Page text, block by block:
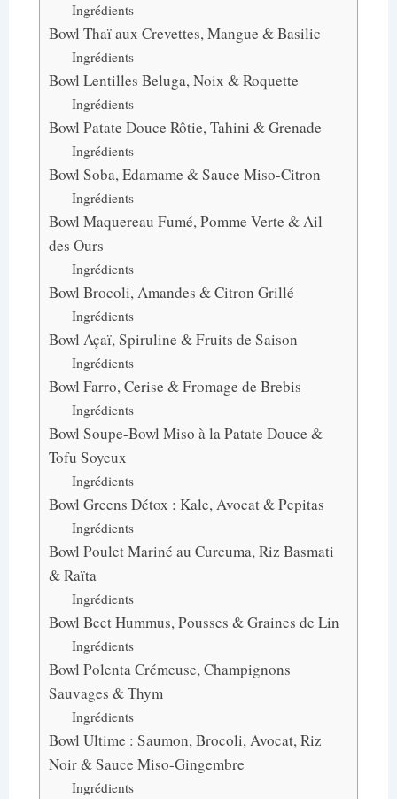
Ingrédients
Bowl Thaï aux Crevettes, Mangue & Basilic
Ingrédients
Bowl Lentilles Beluga, Noix & Roquette
Ingrédients
Bowl Patate Douce Rôtie, Tahini & Grenade
Ingrédients
Bowl Soba, Edamame & Sauce Miso-Citron
Ingrédients
Bowl Maquereau Fumé, Pomme Verte & Ail
des Ours
Ingrédients
Bowl Brocoli, Amandes & Citron Grillé
Ingrédients
Bowl Açaï, Spiruline & Fruits de Saison
Ingrédients
Bowl Farro, Cerise & Fromage de Brebis
Ingrédients
Bowl Soupe-Bowl Miso à la Patate Douce &
Tofu Soyeux
Ingrédients
Bowl Greens Détox : Kale, Avocat & Pepitas
Ingrédients
Bowl Poulet Mariné au Curcuma, Riz Basmati
& Raïta
Ingrédients
Bowl Beet Hummus, Pousses & Graines de Lin
Ingrédients
Bowl Polenta Crémeuse, Champignons
Sauvages & Thym
Ingrédients
Bowl Ultime : Saumon, Brocoli, Avocat, Riz
Noir & Sauce Miso-Gingembre
Ingrédients